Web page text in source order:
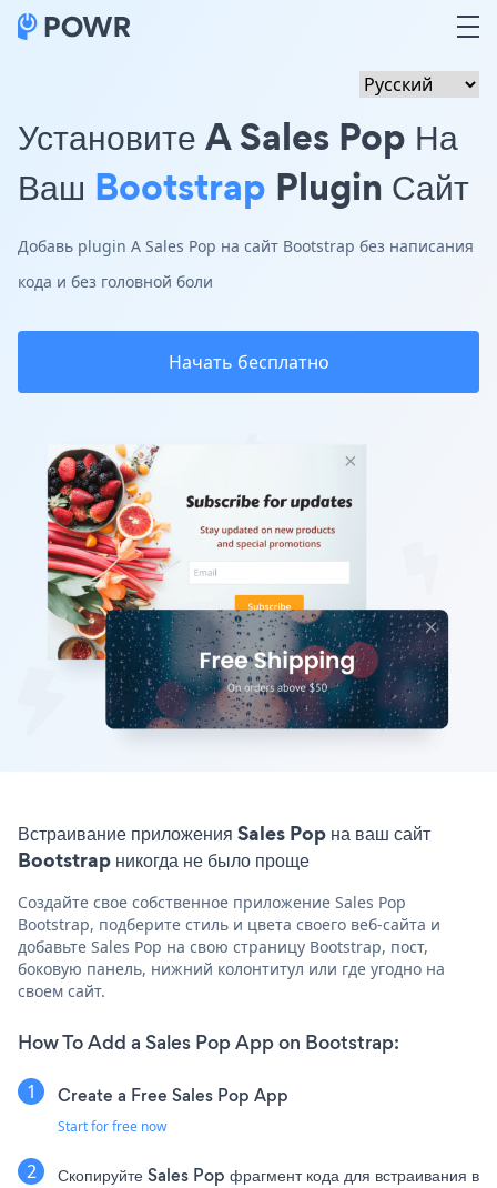
Установите A Sales Pop На
Ваш Bootstrap Plugin Сайт
Добавь plugin A Sales Pop на сайт Bootstrap без написания
кода и без головной боли
Начать бесплатно
Встраивание приложения Sales Pop на ваш сайт
Bootstrap никогда не было проще
Создайте свое собственное приложение Sales Pop
Bootstrap, подберите стиль и цвета своего веб-сайта и
добавьте Sales Pop на свою страницу Bootstrap, пост,
боковую панель, нижний колонтитул или где угодно на
своем сайт.
How To Add a Sales Pop App on Bootstrap:
Create a Free Sales Pop App
Start for free now
Скопируйте Sales Pop фрагмент кода для встраивания в